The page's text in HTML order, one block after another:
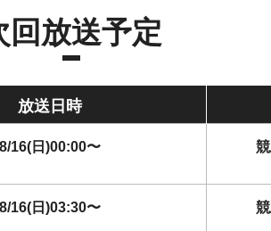
回放送予定
放送日時
8/16(日)00:00〜
8/16(日)03:30〜